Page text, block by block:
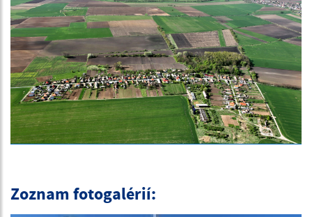
Zoznam fotogalérií: